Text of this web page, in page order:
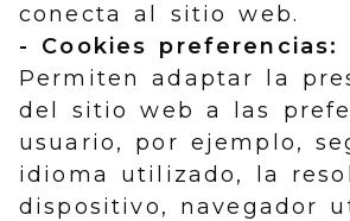
conecta al sitio web.
- Cookies preferencias:
Permiten adaptar la
del sitio web a las
usuario, por ejemplo,
idioma utilizado, la
dispositivo, navegador